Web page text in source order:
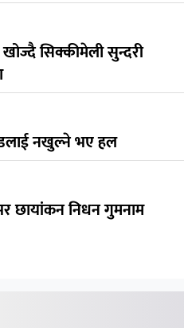
सिक्कीमेली सुन्दरी
नखुल्ने भए हल
छायांकन निधन गुमनाम